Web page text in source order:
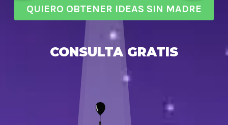
QUIERO OBTENER IDEAS SIN MADRE
CONSULTA GRATIS